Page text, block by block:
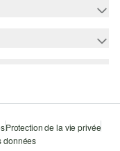
Protection de la vie privée
données